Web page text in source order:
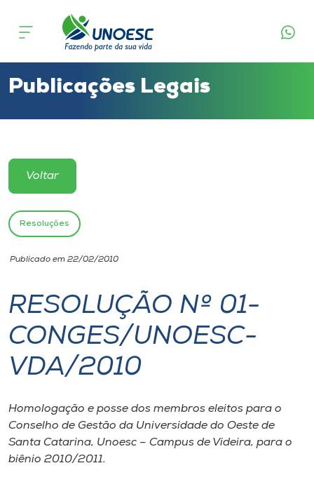
Cursos
Atendimento ao Estudante
Portal de Ensino
Unoesc
Internacionalização
I.nova
Cultura
Publicações Legais
Voltar
Resoluções
Publicado em 22/02/2010
RESOLUÇÃO Nº 01-
CONGES/UNOESC-
VDA/2010
Homologação e posse dos membros eleitos para o
Conselho de Gestão da Universidade do Oeste de
Santa Catarina, Unoesc – Campus de Videira, para o
biênio 2010/2011.